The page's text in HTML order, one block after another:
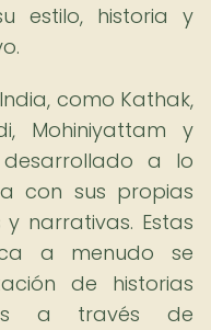
estilo, historia y
como Kathak,
Mohiniyattam y
a lo
con sus propias
narrativas. Estas
a menudo se
de historias
a través de